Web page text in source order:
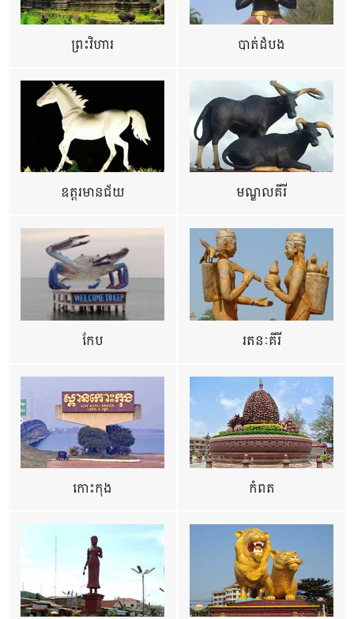
ព្រះវិហារ បាត់ដំបង
ឧត្ដរមានជ័យ មណ្ឌលគីរី
កែប រតនៈគីរី
កោះកុង កំពត